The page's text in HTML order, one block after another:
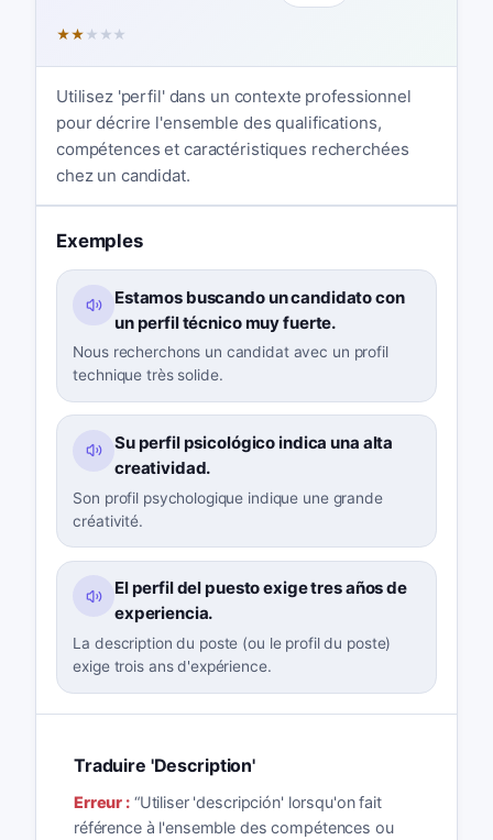
★★ ★ ★ ★
Utilisez 'perfil' dans un contexte professionnel
pour décrire l'ensemble des qualifications,
compétences et caractéristiques recherchées
chez un candidat.
Exemples
Estamos buscando un candidato con
un perfil técnico muy fuerte.
Nous recherchons un candidat avec un profil
technique très solide.
Su perfil psicológico indica una alta
creatividad.
Son profil psychologique indique une grande
créativité.
El perfil del puesto exige tres años de
experiencia.
La description du poste (ou le profil du poste)
exige trois ans d'expérience.
Traduire 'Description'
Erreur :“Utiliser 'descripción' lorsqu'on fait
référence à l'ensemble des compétences ou